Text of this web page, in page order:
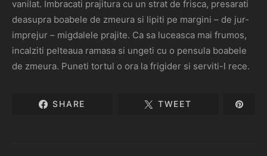
vanilat. Imbracati prajitura cu un strat de frisca, presarati
deasupra boabele de zmeura si lipiti pe margini – de jur-
imprejur – migdalele prajite. Ca sa luceasca mai frumos,
incalziti pelteaua ramasa si ungeti cu o pensula boabele
de zmeura. Puneti tortul o ora la frigider si serviti-l rece.
SHARE TWEET